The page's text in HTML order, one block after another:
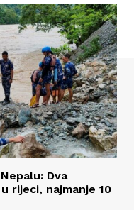
Dva
rijeci, najmanje 10